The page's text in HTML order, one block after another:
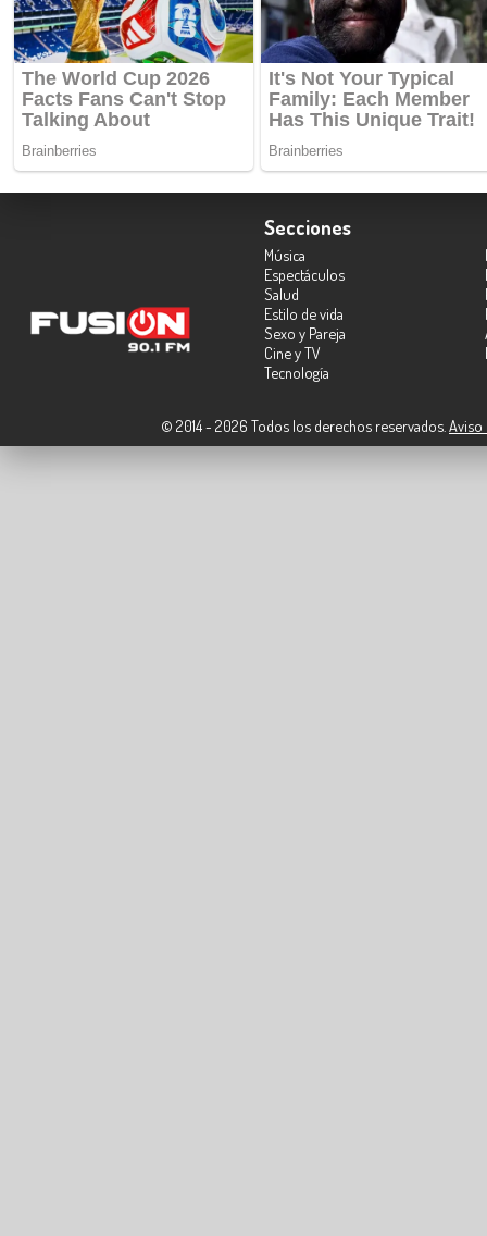
Secciones
Música
Espectáculos
Salud
Estilo de vida
Sexo y Pareja
Cine y TV
Tecnología
© 2014 - 2026 Todos los derechos reservados. Aviso